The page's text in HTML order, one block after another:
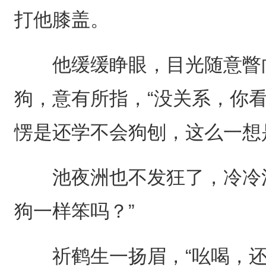
打他膝盖。
他缓缓睁眼，目光随意瞥
狗，意有所指，“没关系，你
愣是还学不会狗刨，这么一
池夜洲也不发狂了，冷冷
狗一样笨吗？”
祈鹤生一扬眉，“吆喝，还